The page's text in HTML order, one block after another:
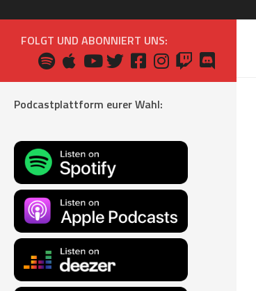
FOLGT UND ABONNIERT UNS:
Podcastplattform eurer Wahl: